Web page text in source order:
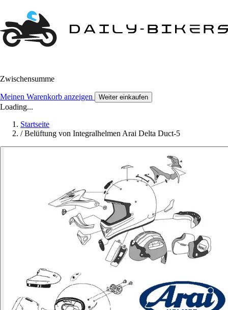
Zwischensumme
Meinen Warenkorb anzeigen Weiter einkaufen
Loading...
Startseite
/ Belüftung von Integralhelmen Arai Delta Duct-5